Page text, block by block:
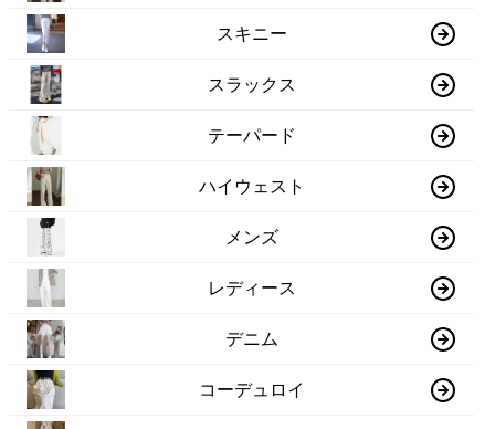
スキニー
スラックス
テーパード
ハイウェスト
メンズ
レディース
デニム
コーデュロイ